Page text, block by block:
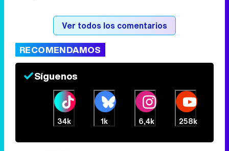
Ver todos los comentarios
RECOMENDAMOS
Síguenos
34k 1k 6,4k 258k